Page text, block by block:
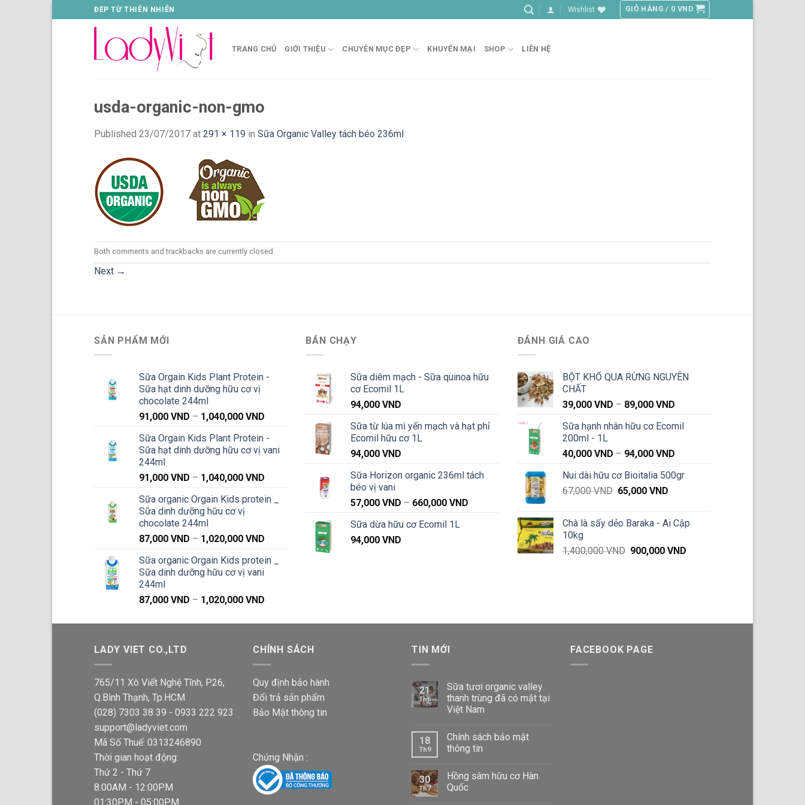
to
ĐEP TỪ THIÊN NHIÊN Wishlist GIỎ HÀNG / 0 VND
TRANG CHỦ GIỚI THIỆU CHUYÊN MỤC ĐẸP KHUYẾN MẠI SHOP LIÊN HỆ
usda-organic-non-gmo
Published 23/07/2017 at 291 × 119 in Sữa Organic Valley tách béo 236ml
Both comments and trackbacks are currently closed.
Next →
SẢN PHẨM MỚI
Sữa Orgain Kids Plant Protein -
Sữa hạt dinh dưỡng hữu cơ vị
chocolate 244ml
91,000 VND – 1,040,000 VND
từ
91,000 VND
1,040,000 VND
Sữa Orgain Kids Plant Protein -
Sữa hạt dinh dưỡng hữu cơ vị vani
244ml
91,000 VND – 1,040,000 VND
từ
1,040,000 VND
Sữa organic Orgain Kids protein _
Sữa dinh dưỡng hữu cơ vị
chocolate 244ml
87,000 VND – 1,020,000 VND
từ
Sữa organic Orgain Kids protein _
Sữa dinh dưỡng hữu cơ vị vani
244ml
87,000 VND – 1,020,000 VND
từ
đến
1,020,000 VND
BÁN CHẠY
Sữa diêm mạch - Sữa quinoa hữu
cơ Ecomil 1L
94,000VND
Sữa từ lúa mì yến mạch và hạt phỉ
Ecomil hữu cơ 1L
94,000VND
Sữa Horizon organic 236ml tách
béo vị vani
57,000VND – 660,000VND
57,000 VND
Sữa dừa hữu cơ Ecomil 1L
94,000VND
ĐÁNH GIÁ CAO
BỘT KHỔ QUA RỪNG NGUYÊN
CHẤT
39,000 VND – 89,000 VNDKhoảng
từ
đến
Sữa hạnh nhân hữu cơ Ecomil
200ml - 1L
40,000 VND – 94,000 VNDKhoảng
từ
Nui dài hữu cơ Bioitalia 500gr
67,000VND Giá
67,000 VND.
65,000VND
là:
Chà là sấy dẻo Baraka - Ai Cập
10kg
1,400,000VND Giá
900,000VND
LADY VIET CO.,LTD
765/11 Xô Viết Nghệ Tĩnh, P.26,
Q.Bình Thạnh, Tp.HCM
(028) 7303 38 39 - 0933 222 923
support@ladyviet.com
Mã Số Thuế: 0313246890
Thời gian hoạt động:
Thứ 2 - Thứ 7
8:00AM - 12:00PM
01:30PM - 05:00PM
CHÍNH SÁCH
Quy định bảo hành
Đổi trả sản phẩm
Bảo Mật thông tin
Chứng Nhận :
TIN MỚI
21
Th6
Sữa tươi organic valley
thanh trùng đã có mặt tại
Việt Nam
18
Th9
Chính sách bảo mật
thông tin
30
Th7
Hồng sâm hữu cơ Hàn
Quốc
FACEBOOK PAGE